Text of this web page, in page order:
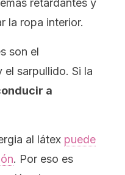
retardantes y
la ropa interior.
son el
sarpullido. Si la
a
al látex puede
. Por eso es